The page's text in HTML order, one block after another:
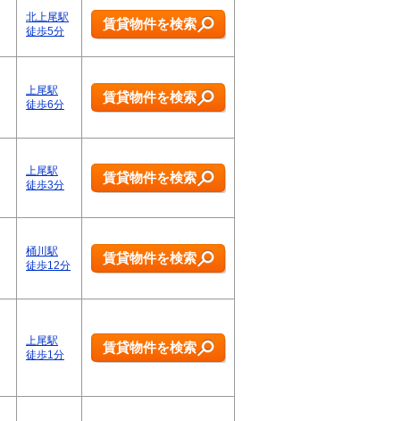
北上尾駅
徒歩5分
賃貸物件を検索
上尾駅
徒歩6分
賃貸物件を検索
上尾駅
徒歩3分
賃貸物件を検索
桶川駅
徒歩12分
賃貸物件を検索
上尾駅
徒歩1分
賃貸物件を検索